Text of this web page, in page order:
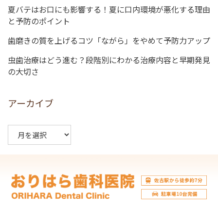
ョ
ン
夏バテはお口にも影響する！夏に口内環境が悪化する理由
と予防のポイント
歯磨きの質を上げるコツ「ながら」をやめて予防力アップ
虫歯治療はどう進む？段階別にわかる治療内容と早期発見
の大切さ
アーカイブ
ー
ブ